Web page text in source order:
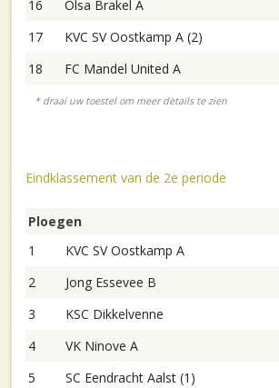
16
Olsa Brakel A
17
KVC SV Oostkamp A (2)
18
FC Mandel United A
Eindklassement van de 2e periode
Ploegen
1
KVC SV Oostkamp A
2
Jong Essevee B
3
KSC Dikkelvenne
4
VK Ninove A
5
SC Eendracht Aalst (1)